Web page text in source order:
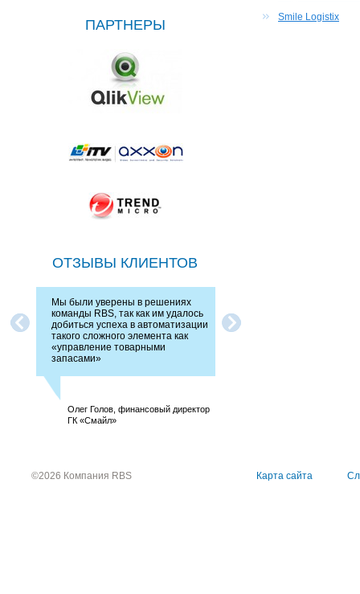
ПАРТНЕРЫ
ОТЗЫВЫ КЛИЕНТОВ
Мы были уверены в решениях
команды RBS, так как им удалось
добиться успеха в автоматизации
такого сложного элемента как
«управление товарными
запасами»
Олег Голов, финансовый директор
ГК «Смайл»
квалифицированным
исполнителем,
Smile Logistix
©2026 Компания RBS Карта сайта